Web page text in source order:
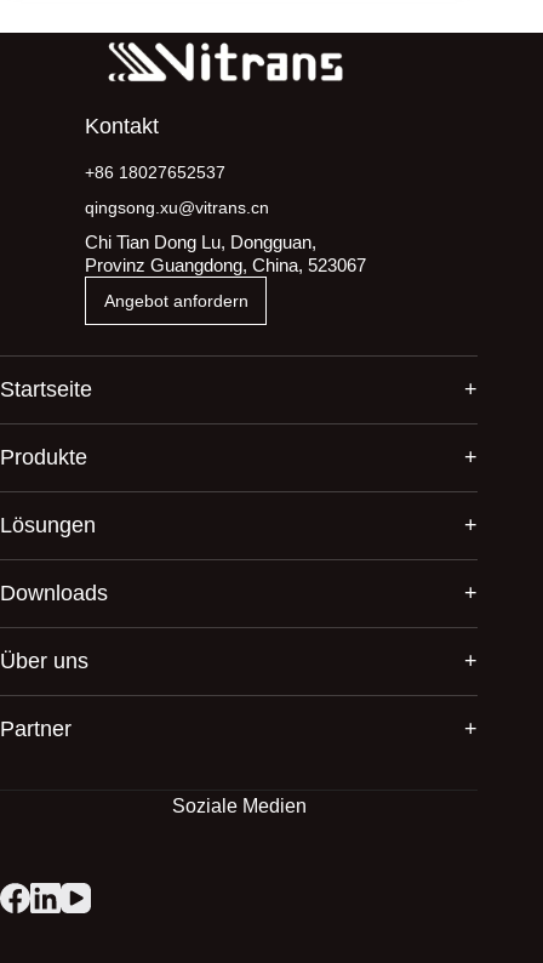
Kontakt
+86 18027652537
qingsong.xu@vitrans.cn
Chi Tian Dong Lu, Dongguan,
Provinz Guangdong, China, 523067
Angebot anfordern
Startseite
Produkte
Lösungen
Downloads
Über uns
Partner
Soziale Medien